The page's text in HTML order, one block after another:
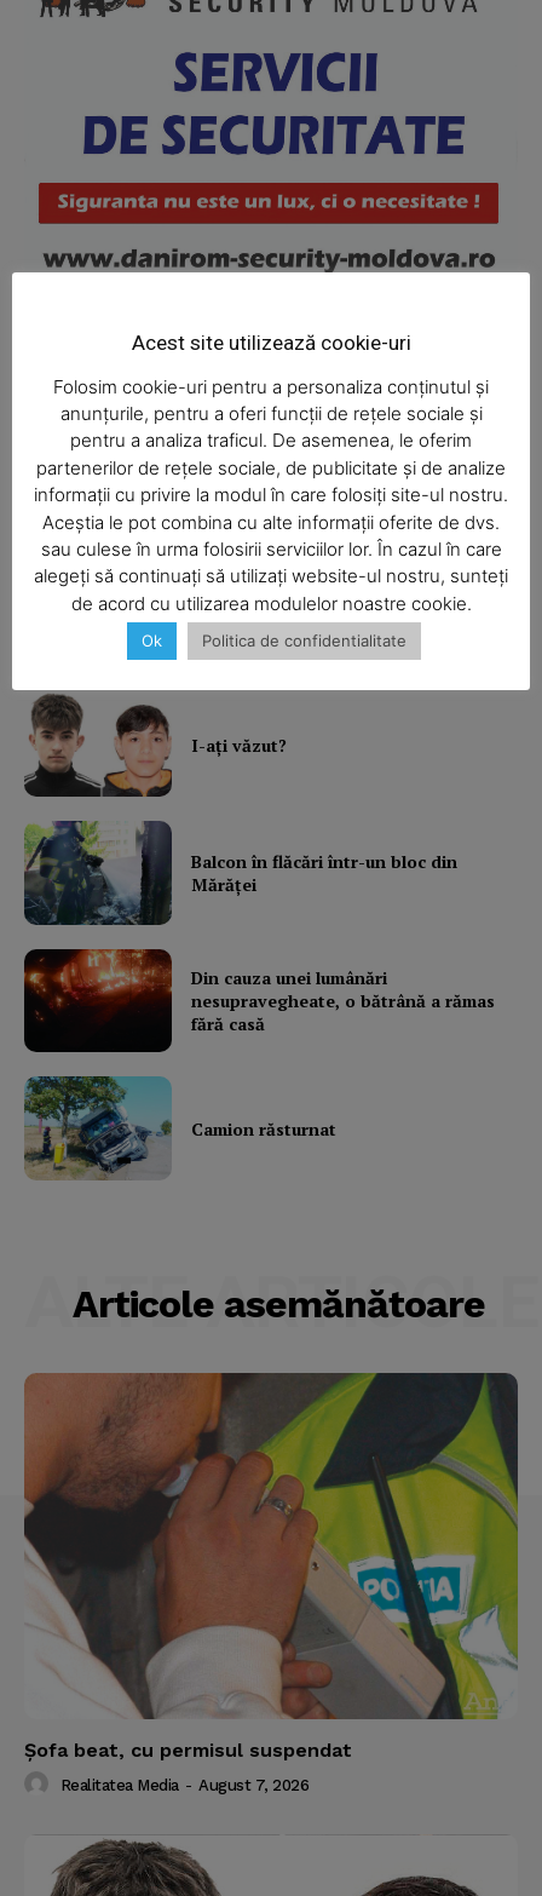
Magazine PRO
SUBSCRIBE NOW
Company
About
Contact us
Subscription Plans
My account
Ultimele ştiri
Şofa beat, cu permisul suspendat
I-aţi văzut?
Balcon în flăcări într-un bloc din
Mărăţei
Din cauza unei lumânări
nesupravegheate, o bătrână a rămas
fără casă
Camion răsturnat
Articole asemănătoare
ALTE ARTICOLE
Şofa beat, cu permisul suspendat
Realitatea Media - August 7, 2026
Acest site utilizează cookie-uri
Folosim cookie-uri pentru a personaliza conținutul și
anunțurile, pentru a oferi funcții de rețele sociale și
pentru a analiza traficul. De asemenea, le oferim
partenerilor de rețele sociale, de publicitate și de analize
informații cu privire la modul în care folosiți site-ul nostru.
Aceștia le pot combina cu alte informații oferite de dvs.
sau culese în urma folosirii serviciilor lor. În cazul în care
alegeți să continuați să utilizați website-ul nostru, sunteți
de acord cu utilizarea modulelor noastre cookie.
Ok Politica de confidentialitate